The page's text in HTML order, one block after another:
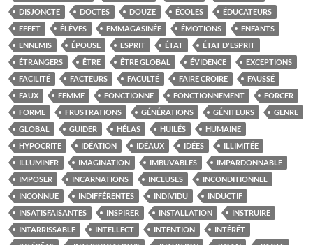
DISJONCTE
DOCTES DOUZE ÉCOLES
ÉDUCATEURS
EFFET
ÉLÈVES EMMAGASINÉE ÉMOTIONS
ENFANTS
ENNEMIS
ÉPOUSE ESPRIT ÉTAT
ÉTAT D'ESPRIT
ÉTRANGERS
ÊTRE ÊTRE GLOBAL ÉVIDENCE
EXCEPTIONS
FACILITÉ
FACTEURS FACULTÉ FAIRE CROIRE
FAUSSÉ
FAUX
FEMME FONCTIONNE FONCTIONNEMENT
FORCER
FORME
FRUSTRATIONS GÉNÉRATIONS GÉNITEURS
GENRE
GLOBAL
GUIDER HÉLAS HUILÉS
HUMAINE
HYPOCRITE
IDÉATION IDÉAUX IDÉES
ILLIMITÉE
ILLUMINER
IMAGINATION IMBUVABLES
IMPARDONNABLE
IMPOSER
INCARNATIONS INCLUSES
INCONDITIONNEL
INCONNUE
INDIFFÉRENTES INDIVIDU
INDUCTIF
INSATISFAISANTES
INSPIRER INSTALLATION
INSTRUIRE
INTARRISSABLE
INTELLECT INTENTION
INTÉRÊT